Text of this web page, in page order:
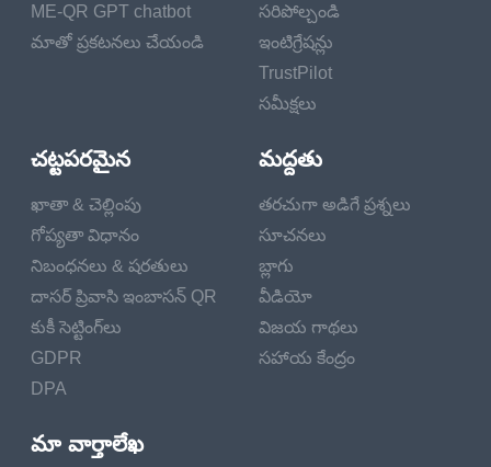
ME-QR GPT chatbot
మాతో ప్రకటనలు చేయండి
సరిపోల్చండి
ఇంటిగ్రేషన్లు
TrustPilot
సమీక్షలు
చట్టపరమైన
ఖాతా & చెల్లింపు
గోప్యతా విధానం
నిబంధనలు & షరతులు
దాసర్ ప్రివాసి ఇంబాసన్ QR
కుకీ సెట్టింగ్‌లు
GDPR
DPA
మద్దతు
తరచుగా అడిగే ప్రశ్నలు
సూచనలు
బ్లాగు
వీడియో
విజయ గాథలు
సహాయ కేంద్రం
మా వార్తాలేఖ